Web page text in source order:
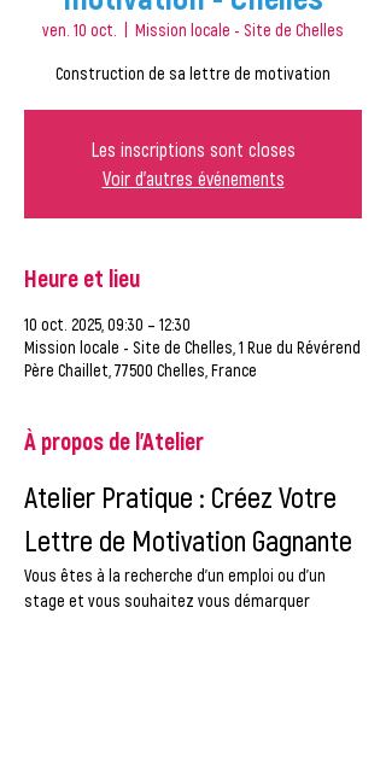
ven. 10 oct. Mission locale - Site de Chelles
Construction de sa lettre de motivation
Les inscriptions sont closes
Voir d'autres événements
Heure et lieu
10 oct. 2025, 09:30 – 12:30
Mission locale - Site de Chelles, 1 Rue du Révérend
Père Chaillet, 77500 Chelles, France
À propos de l'Atelier
Atelier Pratique : Créez Votre
Lettre de Motivation Gagnante
Vous êtes à la recherche d'un emploi ou d'un
stage et vous souhaitez vous démarquer